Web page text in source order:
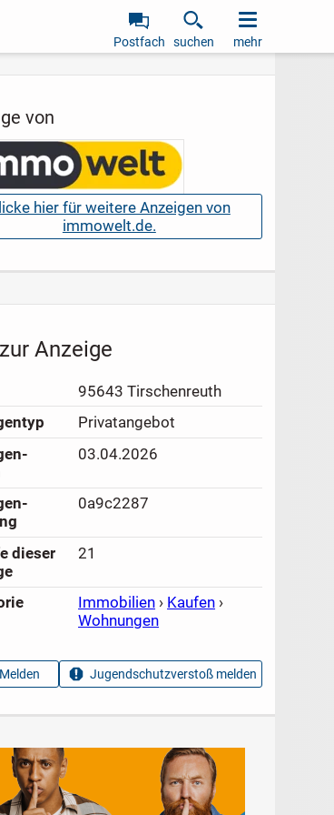
Postfach suchen mehr
von
hier für weitere Anzeigen von
immowelt.de.
Anzeige
95643 Tirschenreuth
Privatangebot
03.04.2026
0a9c2287
dieser
21
Immobilien › Kaufen ›
Wohnungen
Melden Jugendschutzverstoß melden